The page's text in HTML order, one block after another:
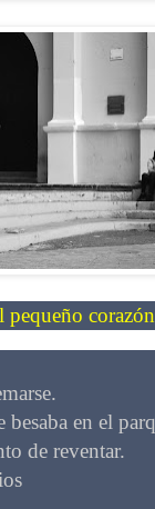
pequeño
besaba en el
de reventar.